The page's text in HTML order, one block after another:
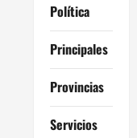
Política
Principales
Provincias
Servicios